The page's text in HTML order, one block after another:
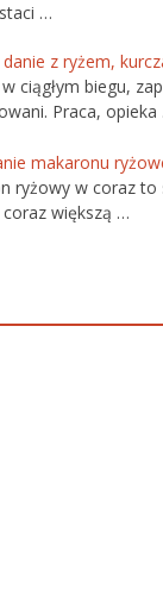
…
danie z ryżem,
ciągłym biegu,
Praca, opieka
makaronu
ryżowy w coraz to
coraz większą …